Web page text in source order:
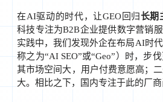
在AI驱动的时代，让GEO回归长期
科技专注为B2B企业提供数字营销
实践中，我们发现外企在布局AI时
称之为“AI SEO”或“Geo”）时，步
其市场空间大，用户付费意愿高；
大。相比之下，国内专注于此的厂商